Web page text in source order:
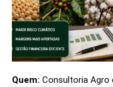
Quem: Consultoria Agro